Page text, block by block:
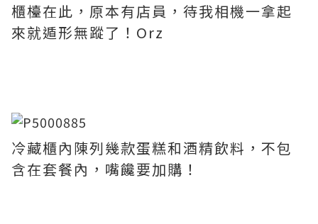
櫃檯在此，原本有店員，待我相機一拿起
來就遁形無蹤了！Orz
冷藏櫃內陳列幾款蛋糕和酒精飲料，不包
含在套餐內，嘴饞要加購！